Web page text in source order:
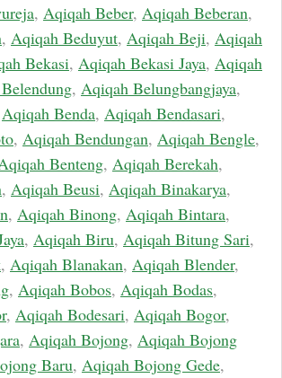
, Aqiqah Beber, Aqiqah Beberan,
, Aqiqah Beduyut, Aqiqah Beji, Aqiqah
Bekasi, Aqiqah Bekasi Jaya, Aqiqah
, Aqiqah Belungbangjaya,
Aqiqah Benda, Aqiqah Bendasari,
, Aqiqah Bendungan, Aqiqah Bengle,
Benteng, Aqiqah Berekah,
, Aqiqah Beusi, Aqiqah Binakarya,
, Aqiqah Binong, Aqiqah Bintara,
, Aqiqah Biru, Aqiqah Bitung Sari,
, Aqiqah Blanakan, Aqiqah Blender,
, Aqiqah Bobos, Aqiqah Bodas,
, Aqiqah Bodesari, Aqiqah Bogor,
, Aqiqah Bojong, Aqiqah Bojong
Baru, Aqiqah Bojong Gede,